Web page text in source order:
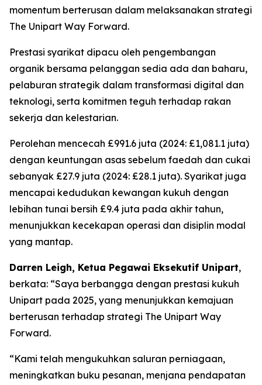
momentum berterusan dalam melaksanakan strategi
The Unipart Way Forward.
Prestasi syarikat dipacu oleh pengembangan
organik bersama pelanggan sedia ada dan baharu,
pelaburan strategik dalam transformasi digital dan
teknologi, serta komitmen teguh terhadap rakan
sekerja dan kelestarian.
Perolehan mencecah £991.6 juta (2024: £1,081.1 juta)
dengan keuntungan asas sebelum faedah dan cukai
sebanyak £27.9 juta (2024: £28.1 juta). Syarikat juga
mencapai kedudukan kewangan kukuh dengan
lebihan tunai bersih £9.4 juta pada akhir tahun,
menunjukkan kecekapan operasi dan disiplin modal
yang mantap.
Darren Leigh, Ketua Pegawai Eksekutif Unipart,
berkata: “Saya berbangga dengan prestasi kukuh
Unipart pada 2025, yang menunjukkan kemajuan
berterusan terhadap strategi The Unipart Way
Forward.
“Kami telah mengukuhkan saluran perniagaan,
meningkatkan buku pesanan, menjana pendapatan